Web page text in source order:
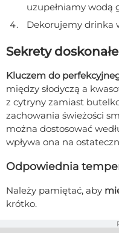
uzupełniamy wodą
Dekorujemy drinka
Sekrety
Kluczem do
między słodyczą a
z cytryny zamiast
zachowania świeżości
można dostosować
wpływa ona na
Odpowiednia
Należy pamiętać, aby
krótko.